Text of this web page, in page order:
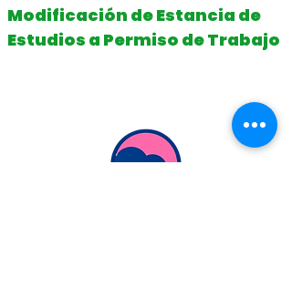
Modificación de Estancia de
Estudios a Permiso de Trabajo